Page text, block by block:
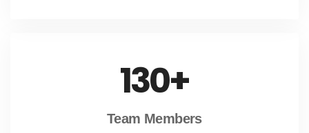
Team Members
130+